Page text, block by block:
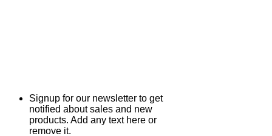
Signup for our newsletter to get
notified about sales and new
products. Add any text here or
remove it.